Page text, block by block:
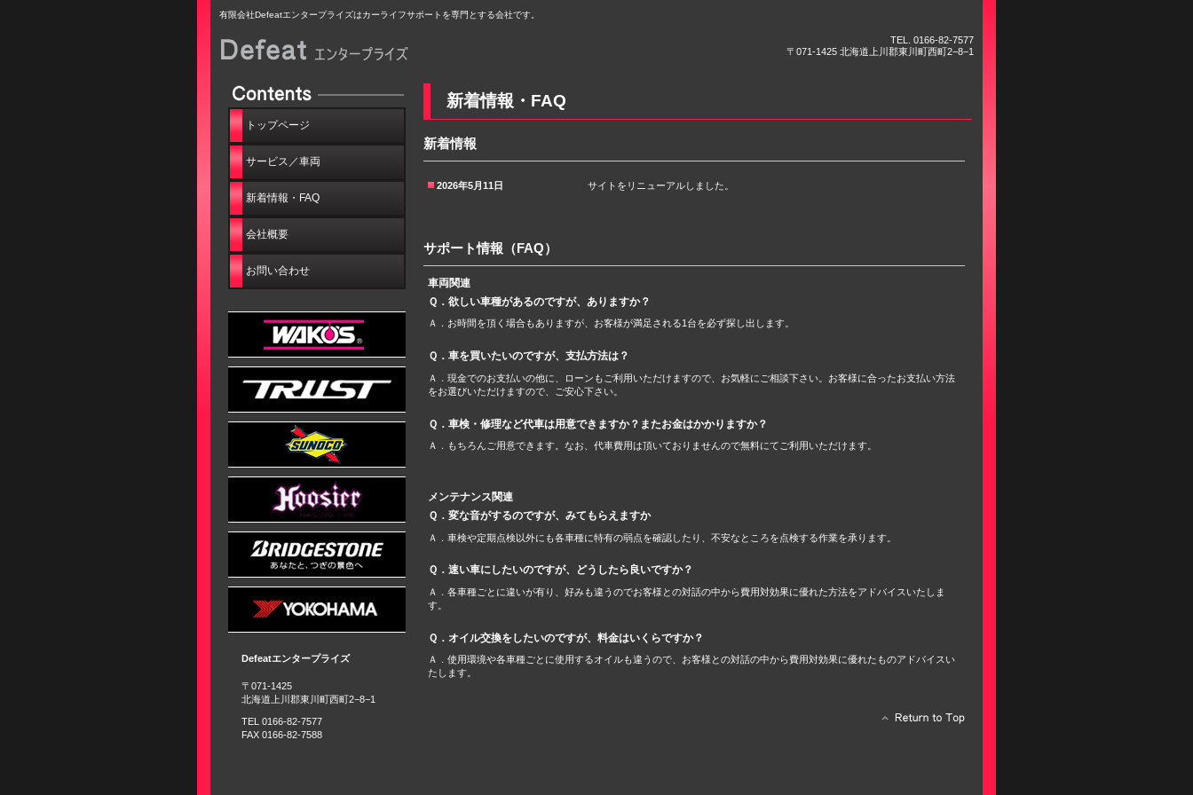
有限会社Defeatエンタープライズはカーライフサポートを専門とする会社です。
TEL. 0166-82-7577
〒071-1425 北海道上川郡東川町西町2−8−1
新着情報・FAQ
新着情報
2026年5月11日 サイトをリニューアルしました。
サポート情報（FAQ）
車両関連
Ｑ．欲しい車種があるのですが、ありますか？
Ａ．お時間を頂く場合もありますが、お客様が満足される1台を必ず探し出します。
Ｑ．車を買いたいのですが、支払方法は？
Ａ．現金でのお支払いの他に、ローンもご利用いただけますので、お気軽にご相談下さい。お客様に合ったお支払い方法
をお選びいただけますので、ご安心下さい。
Ｑ．車検・修理など代車は用意できますか？またお金はかかりますか？
Ａ．もちろんご用意できます。なお、代車費用は頂いておりませんので無料にてご利用いただけます。
メンテナンス関連
Ｑ．変な音がするのですが、みてもらえますか
Ａ．車検や定期点検以外にも各車種に特有の弱点を確認したり、不安なところを点検する作業を承ります。
Ｑ．速い車にしたいのですが、どうしたら良いですか？
Ａ．各車種ごとに違いが有り、好みも違うのでお客様との対話の中から費用対効果に優れた方法をアドバイスいたしま
す。
Ｑ．オイル交換をしたいのですが、料金はいくらですか？
Ａ．使用環境や各車種ごとに使用するオイルも違うので、お客様との対話の中から費用対効果に優れたものアドバイスい
たします。
トップページ
サービス／車両
新着情報・FAQ
会社概要
お問い合わせ
Defeatエンタープライズ
〒071-1425
北海道上川郡東川町西町2−8−1
TEL 0166-82-7577
FAX 0166-82-7588